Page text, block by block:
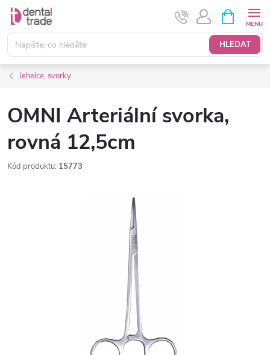
Přejít
obsah
HLEDAT
NÁKUPNÍ
KOŠÍK
Jehelce, svorky
OMNI Arteriální svorka,
rovná 12,5cm
Kód produktu: 15773